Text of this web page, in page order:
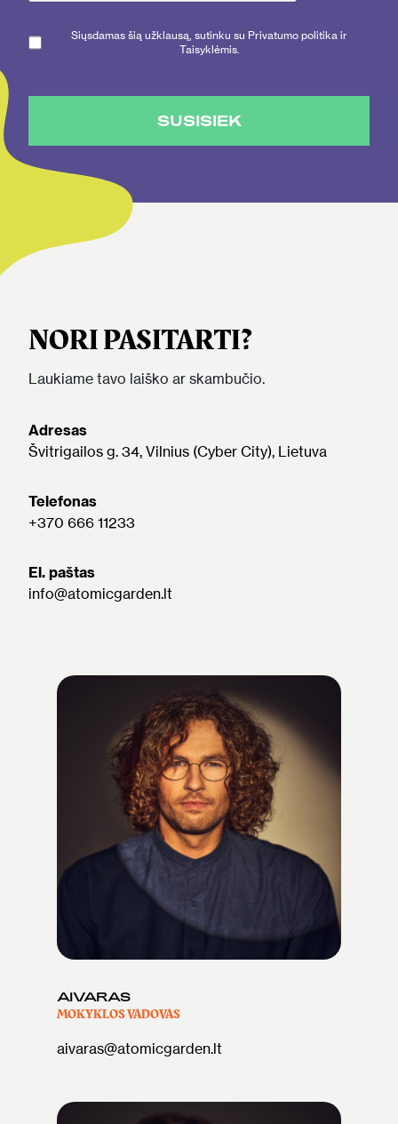
Siųsdamas šią užklausą, sutinku su Privatumo politika ir
Taisyklėmis.
SUSISIEK
NORI PASITARTI?
Laukiame tavo laiško ar skambučio.
Adresas
Švitrigailos g. 34, Vilnius (Cyber City), Lietuva
Telefonas
+370 666 11233
El. paštas
info@atomicgarden.lt
AIVARAS
MOKYKLOS VADOVAS
aivaras@atomicgarden.lt